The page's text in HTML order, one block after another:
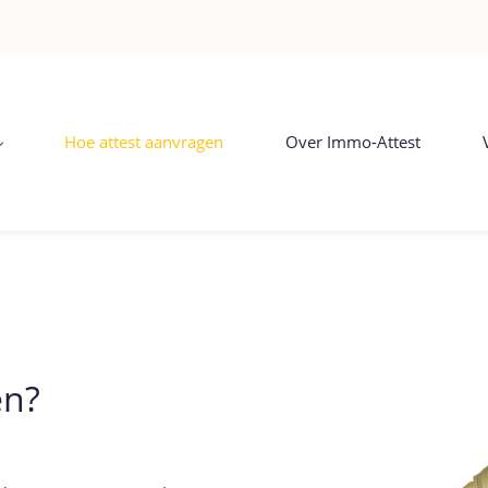
Hoe attest aanvragen Over Immo-Attest